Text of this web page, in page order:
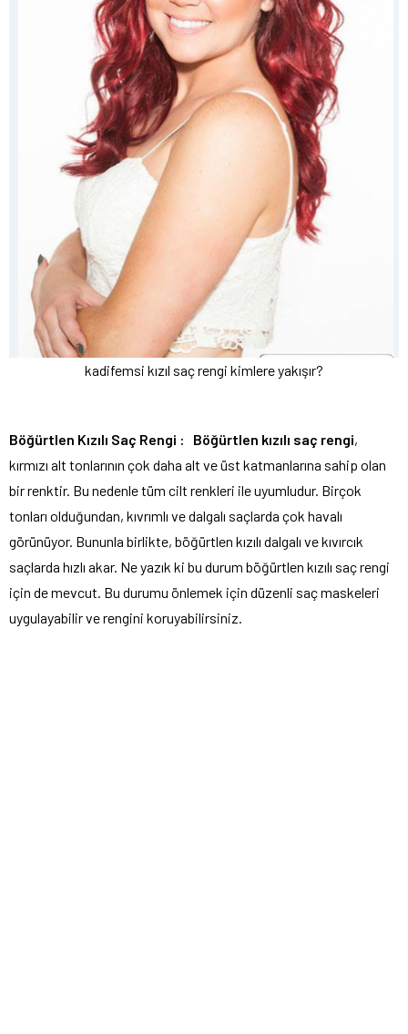
kadifemsi kızıl saç rengi kimlere yakışır?
Böğürtlen Kızılı Saç Rengi : Böğürtlen kızılı saç rengi,
kırmızı alt tonlarının çok daha alt ve üst katmanlarına sahip olan
bir renktir. Bu nedenle tüm cilt renkleri ile uyumludur. Birçok
tonları olduğundan, kıvrımlı ve dalgalı saçlarda çok havalı
görünüyor. Bununla birlikte, böğürtlen kızılı dalgalı ve kıvırcık
saçlarda hızlı akar. Ne yazık ki bu durum böğürtlen kızılı saç rengi
için de mevcut. Bu durumu önlemek için düzenli saç maskeleri
uygulayabilir ve rengini koruyabilirsiniz.